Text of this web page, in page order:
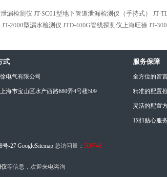
漏检测仪 JT-SC01型地下管道泄漏检测仪（手持式） JT-
JT-2000型漏水检测仪 JTD-400G管线探测仪上海旺徐 JT-
式
电气有限公司
海市宝山区水产西路680弄4号楼509
服务保障
全方位的留
精准的配置
灵活的配置
1对1贴心服务
号-27 GoogleSitemap 总访问量： 500748
等信息，欢迎来电咨询